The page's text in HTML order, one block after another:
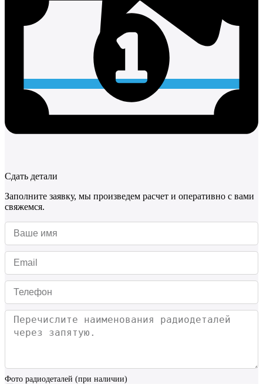
Сдать детали
Заполните заявку, мы произведем расчет и оперативно с вами
свяжемся.
Фото радиодеталей (при наличии)